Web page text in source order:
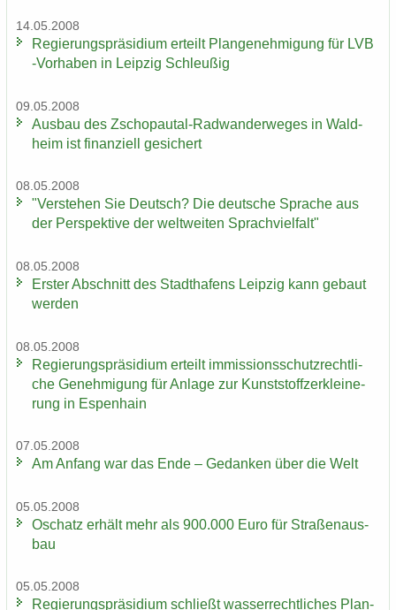
14.05.2008
Re­gie­rungs­prä­si­di­um er­teilt Plan­ge­neh­mi­gung für LVB
-​Vorhaben in Leip­zig Schleu­ßig
09.05.2008
Aus­bau des Zschopautal-​Radwanderweges in Wald­
heim ist fi­nan­zi­ell ge­si­chert
08.05.2008
"Ver­ste­hen Sie Deutsch? Die deut­sche Spra­che aus
der Per­spek­ti­ve der welt­wei­ten Sprach­viel­falt"
08.05.2008
Ers­ter Ab­schnitt des Stadt­ha­fens Leip­zig kann ge­baut
wer­den
08.05.2008
Re­gie­rungs­prä­si­di­um er­teilt im­mis­si­ons­schutz­recht­li­
che Ge­neh­mi­gung für An­la­ge zur Kunst­stoff­zer­klei­ne­
rung in Es­pen­hain
07.05.2008
Am An­fang war das Ende – Ge­dan­ken über die Welt
05.05.2008
Oschatz er­hält mehr als 900.000 Euro für Stra­ßen­aus­
bau
05.05.2008
Re­gie­rungs­prä­si­di­um schließt was­ser­recht­li­ches Plan­